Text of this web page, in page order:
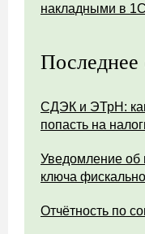
накладными в
СДЭК и ЭТрН:
попасть на
Уведомление об
ключа
Отчётность по